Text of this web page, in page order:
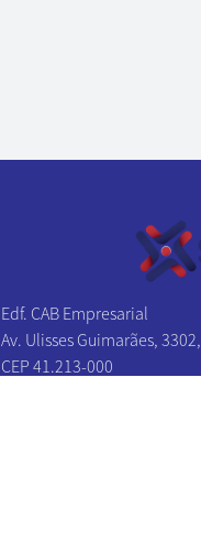
Edf. CAB Empresarial
Av. Ulisses Guimarães,
CEP 41.213-000